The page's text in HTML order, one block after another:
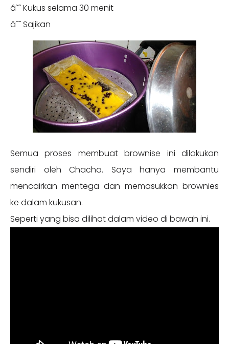
â˜˜ Kukus selama 30 menit
â˜˜ Sajikan
Semua proses membuat brownise ini dilakukan
sendiri oleh Chacha. Saya hanya membantu
mencairkan mentega dan memasukkan brownies
ke dalam kukusan.
Seperti yang bisa dilihat dalam video di bawah ini.